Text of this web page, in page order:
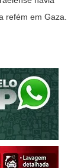
refém em Gaza.